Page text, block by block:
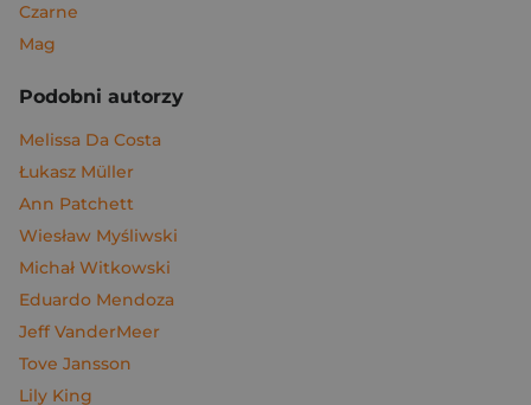
Czarne
Mag
Podobni autorzy
Melissa Da Costa
Łukasz Müller
Ann Patchett
Wiesław Myśliwski
Michał Witkowski
Eduardo Mendoza
Jeff VanderMeer
Tove Jansson
Lily King